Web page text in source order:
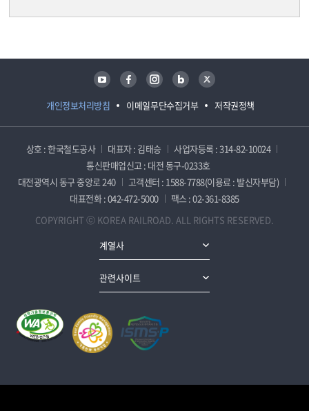
개인정보처리방침 이메일무단수집거부 저작권정책
유튜브 페이스북 인스타그램 블로그 트위터
상호 : 한국철도공사 대표자 : 김태승
사업자등록 : 314-82-10024
통신판매업신고 : 대전 동구-0233호
대전광역시 동구 중앙로 240
고객센터 : 1588-7788(이용료 : 발신자부담)
대표전화 : 042-472-5000
팩스 : 02-361-8385
COPYRIGHT ⓒ KOREA RAILROAD. ALL RIGHTS RESERVED.
계열사
관련사이트